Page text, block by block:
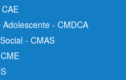
- CMDCA
- CMAS